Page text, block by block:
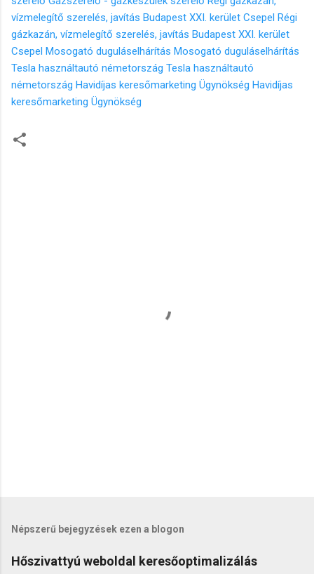
vízmelegítő szerelés, javítás Budapest XXI. kerület Csepel Régi
gázkazán, vízmelegítő szerelés, javítás Budapest XXI. kerület
Csepel Mosogató duguláselhárítás Mosogató duguláselhárítás
Tesla használtautó németország Tesla használtautó
németország Havidíjas keresőmarketing Ügynökség Havidíjas
keresőmarketing Ügynökség
Népszerű bejegyzések ezen a blogon
Hőszivattyú weboldal keresőoptimalizálás